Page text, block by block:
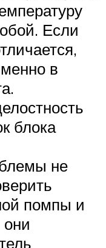
Если
в
блока
не
помпы и